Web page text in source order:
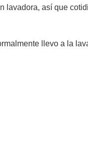
lavadora, así que
llevo a la